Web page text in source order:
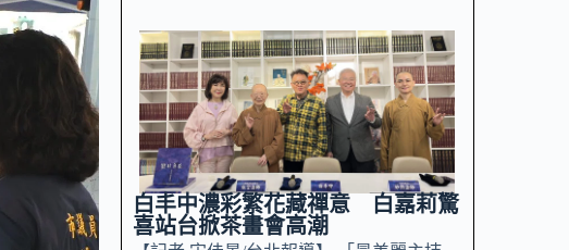
白丰中濃彩繁花藏禪意 白嘉莉驚
喜站台掀茶畫會高潮